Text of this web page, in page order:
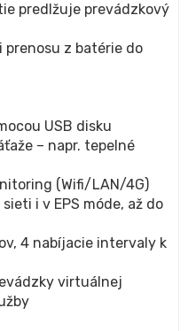
predlžuje prevádzkový
prenosu z batérie do
USB disku
– napr. tepelné
(Wifi/LAN/4G)
i v EPS móde, až do
4 nabíjacie intervaly k
virtuálnej